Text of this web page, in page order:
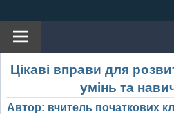
Цікаві вправи для
умінь та
Автор: вчитель початкових